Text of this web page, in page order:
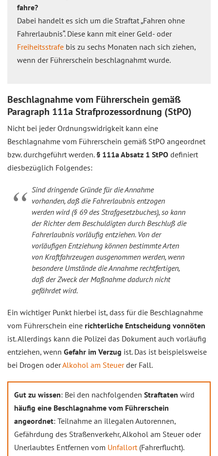
fahre?
Dabei handelt es sich um die Straftat „Fahren ohne
Fahrerlaubnis“. Diese kann mit einer Geld- oder
Freiheitsstrafe bis zu sechs Monaten nach sich ziehen,
wenn der Führerschein beschlagnahmt wurde.
Beschlagnahme vom Führerschein gemäß
Paragraph 111a Strafprozessordnung (StPO)
Nicht bei jeder Ordnungswidrigkeit kann eine
Beschlagnahme vom Führerschein gemäß StPO angeordnet
bzw. durchgeführt werden.§ 111a Absatz 1 StPO definiert
diesbezüglich Folgendes:
Sind dringende Gründe für die Annahme
vorhanden, daß die Fahrerlaubnis entzogen
werden wird (§ 69 des Strafgesetzbuches), so kann
der Richter dem Beschuldigten durch Beschluß die
Fahrerlaubnis vorläufig entziehen. Von der
vorläufigen Entziehung können bestimmte Arten
von Kraftfahrzeugen ausgenommen werden, wenn
besondere Umstände die Annahme rechtfertigen,
daß der Zweck der Maßnahme dadurch nicht
gefährdet wird.
Ein wichtiger Punkt hierbei ist, dass für die Beschlagnahme
vom Führerschein eine richterliche Entscheidung vonnöten
ist. Allerdings kann die Polizei das Dokument auch vorläufig
entziehen, wenn Gefahr im Verzug ist. Das ist beispielsweise
bei Drogen oderAlkohol am Steuerder Fall.
Gut zu wissen: Bei den nachfolgenden Straftaten wird
häufig eine Beschlagnahme vom Führerschein
angeordnet: Teilnahme an illegalen Autorennen,
Gefährdung des Straßenverkehr, Alkohol am Steuer oder
Unerlaubtes Entfernen vom Unfallort(Fahrerflucht).